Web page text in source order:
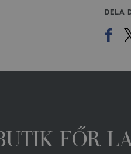
DELA
FŐR